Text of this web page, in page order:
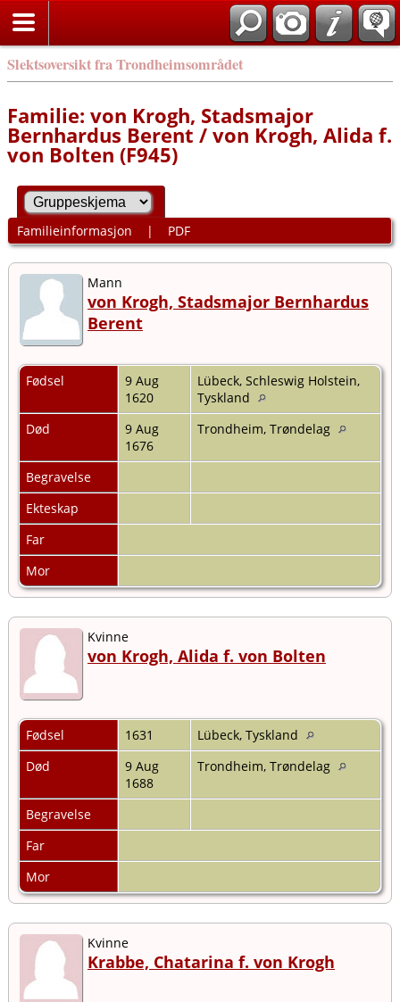
Slektsoversikt fra Trondheimsområdet
Familie: von Krogh, Stadsmajor
Bernhardus Berent / von Krogh, Alida f.
von Bolten (F945)
Familieinformasjon | PDF
Mann
von Krogh, Stadsmajor Bernhardus
Berent
Fødsel
9 Aug
1620
Lübeck, Schleswig Holstein,
Tyskland
Død
9 Aug
1676
Trondheim, Trøndelag
Begravelse
Ekteskap
Far
Mor
Kvinne
von Krogh, Alida f. von Bolten
Fødsel 1631
Lübeck, Tyskland
Død
9 Aug
1688
Trondheim, Trøndelag
Begravelse
Far
Mor
Kvinne
Krabbe, Chatarina f. von Krogh